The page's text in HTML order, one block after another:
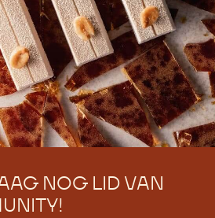
NOG LID VAN